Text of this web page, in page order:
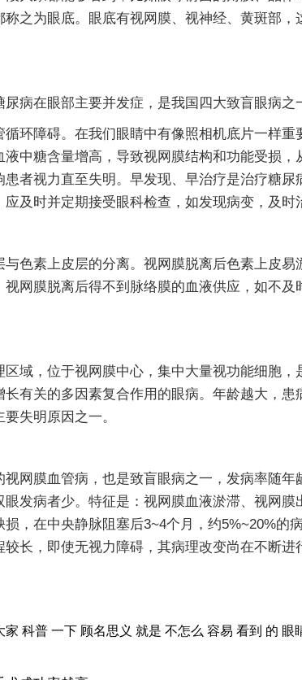
之为眼底。眼底有视网膜、视神经、黄斑部，
在眼部主要并发症，是我国四大致盲眼病之
障碍。在我们眼睛中有像照相机底片一样重
中糖含量增高，导致视网膜结构和功能受损，
者视力直至失明。早发现、早治疗是治疗糖尿
及时并定期接受眼科检查，如发现病变，及时
素上皮层的分离。视网膜脱离后色素上皮易
网膜脱离后得不到脉络膜的血液供应，如不及
，位于视网膜中心，集中大量视功能细胞，
有关的多因素复合作用的眼病。年龄越大，患
失明原因之一。
膜血管病，也是致盲眼病之一，发病率随年
发病者少。特征是：视网膜血液淤滞、视网膜
，在中央静脉阻塞后3~4个月，约5%~20%的
长，即使无视力障碍，其病理改变尚在不断进
家 科普 一下 顾名思义 就是 不怎么 容易 看到 的 眼